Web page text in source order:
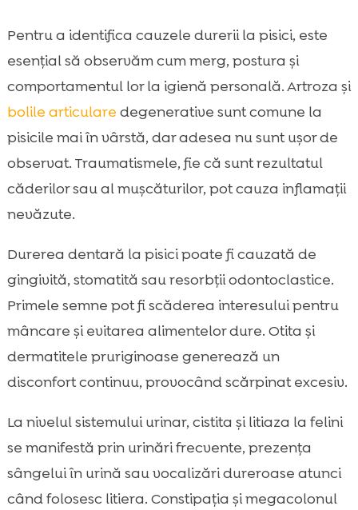
Pentru a identifica cauzele durerii la pisici, este
esențial să observăm cum merg, postura și
comportamentul lor la igienă personală. Artroza și
bolile articulare degenerative sunt comune la
pisicile mai în vârstă, dar adesea nu sunt ușor de
observat. Traumatismele, fie că sunt rezultatul
căderilor sau al mușcăturilor, pot cauza inflamații
nevăzute.
Durerea dentară la pisici poate fi cauzată de
gingivită, stomatită sau resorbții odontoclastice.
Primele semne pot fi scăderea interesului pentru
mâncare și evitarea alimentelor dure. Otita și
dermatitele pruriginoase generează un
disconfort continuu, provocând scărpinat excesiv.
La nivelul sistemului urinar, cistita și litiaza la felini
se manifestă prin urinări frecvente, prezența
sângelui în urină sau vocalizări dureroase atunci
când folosesc litiera. Constipația și megacolonul